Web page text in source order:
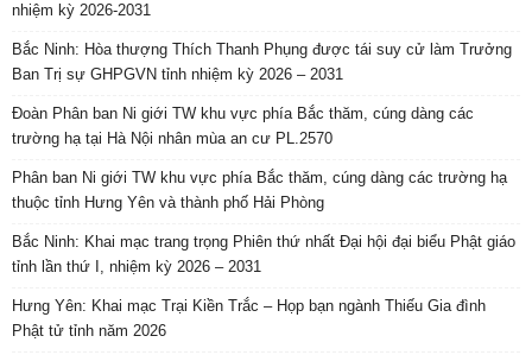
nhiệm kỳ 2026-2031
Bắc Ninh: Hòa thượng Thích Thanh Phụng được tái suy cử làm Trưởng
Ban Trị sự GHPGVN tỉnh nhiệm kỳ 2026 – 2031
Đoàn Phân ban Ni giới TW khu vực phía Bắc thăm, cúng dàng các
trường hạ tại Hà Nội nhân mùa an cư PL.2570
Phân ban Ni giới TW khu vực phía Bắc thăm, cúng dàng các trường hạ
thuộc tỉnh Hưng Yên và thành phố Hải Phòng
Bắc Ninh: Khai mạc trang trọng Phiên thứ nhất Đại hội đại biểu Phật giáo
tỉnh lần thứ I, nhiệm kỳ 2026 – 2031
Hưng Yên: Khai mạc Trại Kiền Trắc – Họp bạn ngành Thiếu Gia đình
Phật tử tỉnh năm 2026